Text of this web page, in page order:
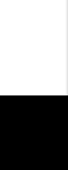
ズフィッシン
ィールを持ち
す。快適に使
ドくらいで、
種を選びま